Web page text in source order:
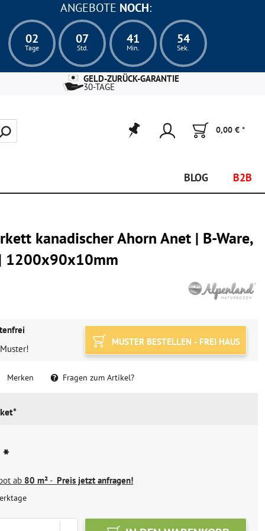
ANGEBOTE NOCH:
02
Tage
07
Std.
41
Min.
52
Sek.
GELD-ZURÜCK-GARANTIE
30-TAGE
0,00 € *
BLOG B2B
kanadischer Ahorn Anet | B-Ware,
1200x90x10mm
MUSTER BESTELLEN - FREI HAUS
Merken Fragen zum Artikel?
ab 80 m²- Preis jetzt anfragen!